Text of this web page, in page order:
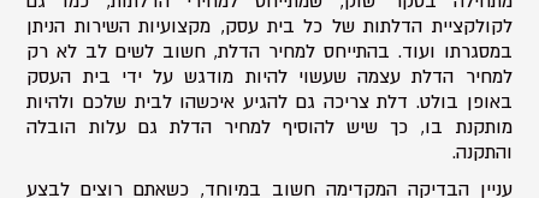
לקולקציית הדלתות של כל בית עסק, מקצועיות השירות הניתן
במסגרתו ועוד. בהתייחס למחיר הדלת, חשוב לשים לב לא רק
למחיר הדלת עצמה שעשוי להיות מודגש על ידי בית העסק
באופן בולט. דלת צריכה גם להגיע איכשהו לבית שלכם ולהיות
מותקנת בו, כך שיש להוסיף למחיר הדלת גם עלות הובלה
והתקנה.
עניין הבדיקה המקדימה חשוב במיוחד, כשאתם רוצים לבצע